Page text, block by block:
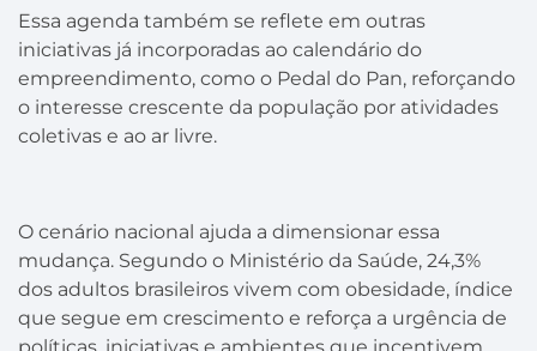
Essa agenda também se reflete em outras
iniciativas já incorporadas ao calendário do
empreendimento, como o Pedal do Pan, reforçando
o interesse crescente da população por atividades
coletivas e ao ar livre.
O cenário nacional ajuda a dimensionar essa
mudança. Segundo o Ministério da Saúde, 24,3%
dos adultos brasileiros vivem com obesidade, índice
que segue em crescimento e reforça a urgência de